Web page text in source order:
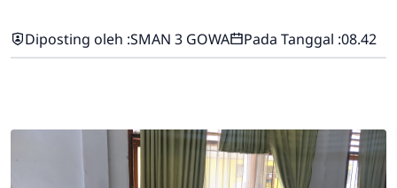
Diposting oleh :SMAN 3 GOWA Pada Tanggal :08.42